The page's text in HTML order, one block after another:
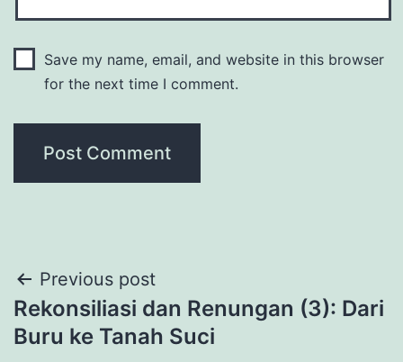
Save my name, email, and website in this browser
for the next time I comment.
Post
navigation
Previous post
Rekonsiliasi dan Renungan (3): Dari
Buru ke Tanah Suci